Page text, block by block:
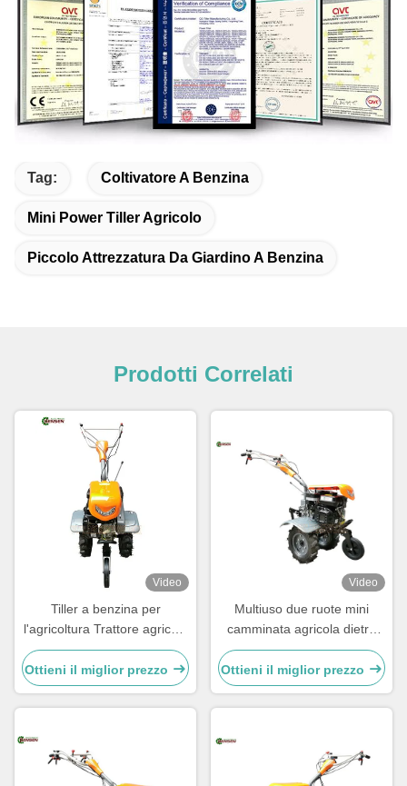
Tag: Coltivatore A Benzina
Mini Power Tiller Agricolo
Piccolo Attrezzatura Da Giardino A Benzina
Prodotti Correlati
Video
Tiller a benzina per
l'agricoltura Trattore agricolo
a due ruote da 7 CV
Ottieni il miglior prezzo
Video
Multiuso due ruote mini
camminata agricola dietro
Tiller 7HP
Ottieni il miglior prezzo